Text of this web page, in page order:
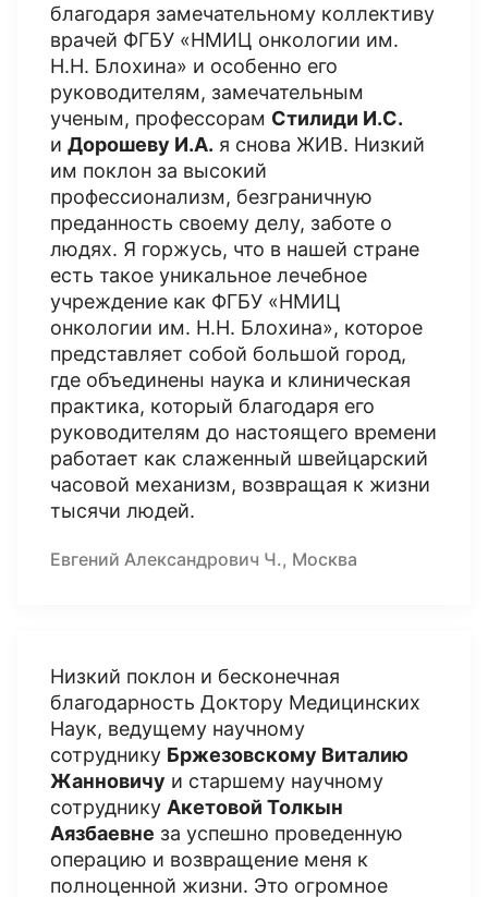
благодаря замечательному коллективу
врачей ФГБУ «НМИЦ онкологии им.
Н.Н. Блохина» и особенно его
руководителям, замечательным
ученым, профессорам Стилиди И.С.
и Дорошеву И.А. я снова ЖИВ. Низкий
им поклон за высокий
профессионализм, безграничную
преданность своему делу, заботе о
людях. Я горжусь, что в нашей стране
есть такое уникальное лечебное
учреждение как ФГБУ «НМИЦ
онкологии им. Н.Н. Блохина», которое
представляет собой большой город,
где объединены наука и клиническая
практика, который благодаря его
руководителям до настоящего времени
работает как слаженный швейцарский
часовой механизм, возвращая к жизни
тысячи людей.
Евгений Александрович Ч., Москва
Низкий поклон и бесконечная
благодарность Доктору Медицинских
Наук, ведущему научному
сотруднику Бржезовскому Виталию
Жанновичу и старшему научному
сотруднику Акетовой Толкын
Аязбаевне за успешно проведенную
операцию и возвращение меня к
полноценной жизни. Это огромное